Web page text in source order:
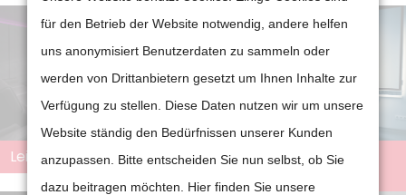
Leinwände für Ihr Heimkino
Leinwände für
für den Betrieb der Website notwendig, andere helfen
uns anonymisiert Benutzerdaten zu sammeln oder
werden von Drittanbietern gesetzt um Ihnen Inhalte zur
Verfügung zu stellen. Diese Daten nutzen wir um unsere
Website ständig den Bedürfnissen unserer Kunden
anzupassen. Bitte entscheiden Sie nun selbst, ob Sie
dazu beitragen möchten. Hier finden Sie unsere